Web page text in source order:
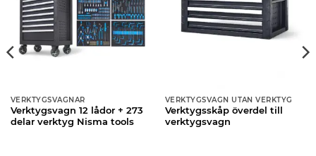
VERKTYGSVAGNAR
Verktygsvagn 12 lådor + 273
delar verktyg Nisma tools
VERKTYGSVAGN UTAN VERKTYG
Verktygsskåp överdel till
verktygsvagn